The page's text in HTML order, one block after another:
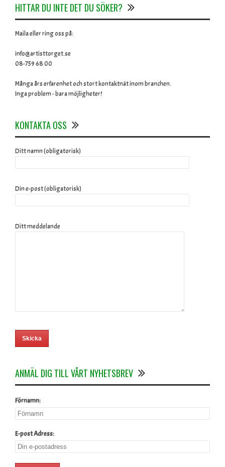
HITTAR DU INTE DET DU SÖKER?
Maila eller ring oss på:
info@artisttorget.se
08-759 68 00
Många års erfarenhet och stort kontaktnät inom branchen.
Inga problem - bara möjligheter!
KONTAKTA OSS
Ditt namn (obligatorisk)
Din e-post (obligatorisk)
Ditt meddelande
ANMÄL DIG TILL VÅRT NYHETSBREV
Förnamn:
E-post Adress: